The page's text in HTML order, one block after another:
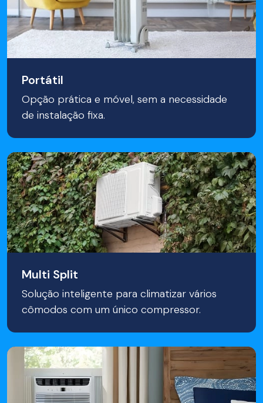
Portátil
Opção prática e móvel, sem a necessidade
de instalação fixa.
Multi Split
Solução inteligente para climatizar vários
cômodos com um único compressor.